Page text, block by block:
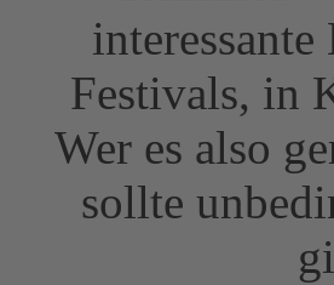
Festivals, in
Wer es also
sollte